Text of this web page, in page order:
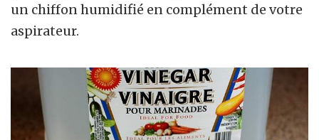
un chiffon humidifié en complément de votre
aspirateur.